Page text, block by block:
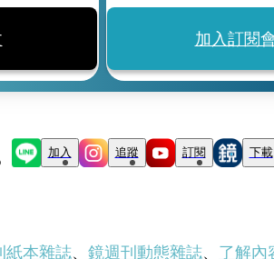
加入訂閱
加入 追蹤 訂閱 下載
紙本雜誌、 鏡週刊動態雜誌、 了解內